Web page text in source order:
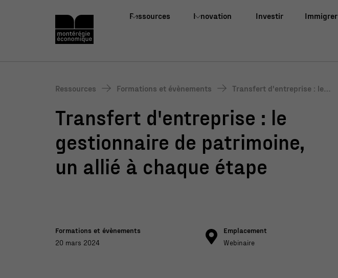
Ressources Innovation Investir Immigrer
Ressources Formations et évènements
Transfert d'entreprise : le g
un allié à chaque étape
Transfert d'entreprise : le
gestionnaire de patrimoine,
un allié à chaque étape
Formations et évènements
20 mars 2024
Emplacement
Webinaire